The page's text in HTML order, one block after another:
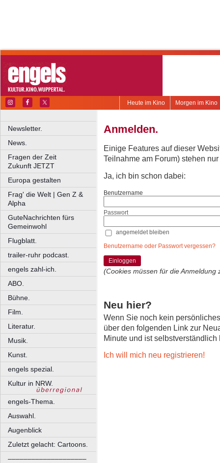
Morgen im Kino
Heute im Kino
Newsletter.
News.
Fragen der Zeit
Zukunft JETZT
Europa gestalten
Frag' die Welt | Gen Z &
Alpha
GuteNachrichten fürs
Gemeinwohl
Flugblatt.
trailer-ruhr podcast.
engels zahl-ich.
ABO.
Bühne.
Film.
Literatur.
Musik.
Kunst.
engels spezial.
Kultur in NRW.
engels-Thema.
Auswahl.
Augenblick
Zuletzt gelacht: Cartoons.
––––––––––––––––––––
Anmelden.
Einige Features auf dieser
Teilnahme am Forum) stehen
Ja, ich bin schon dabei:
Benutzername
Passwort
angemeldet bleiben
Benutzername oder Passwort vergessen?
Einloggen
(Cookies müssen für die Anmeldung
Neu hier?
Wenn Sie noch kein
über den folgenden Link zur
Minute und ist selbstverständlich
Ich will mich neu registrieren!